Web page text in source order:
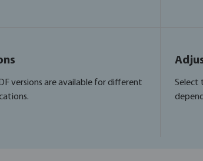
versions are available for different
Select